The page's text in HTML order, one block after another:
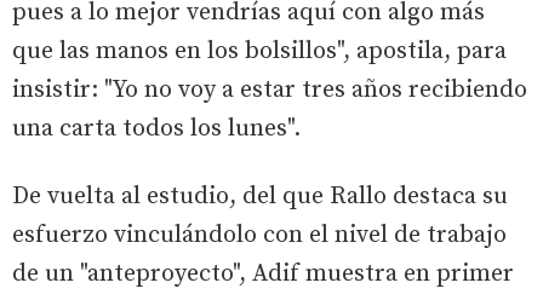
pues a lo mejor vendrías aquí con algo más
que las manos en los bolsillos", apostila, para
insistir: "Yo no voy a estar tres años recibiendo
una carta todos los lunes".
De vuelta al estudio, del que Rallo destaca su
esfuerzo vinculándolo con el nivel de trabajo
de un "anteproyecto", Adif muestra en primer